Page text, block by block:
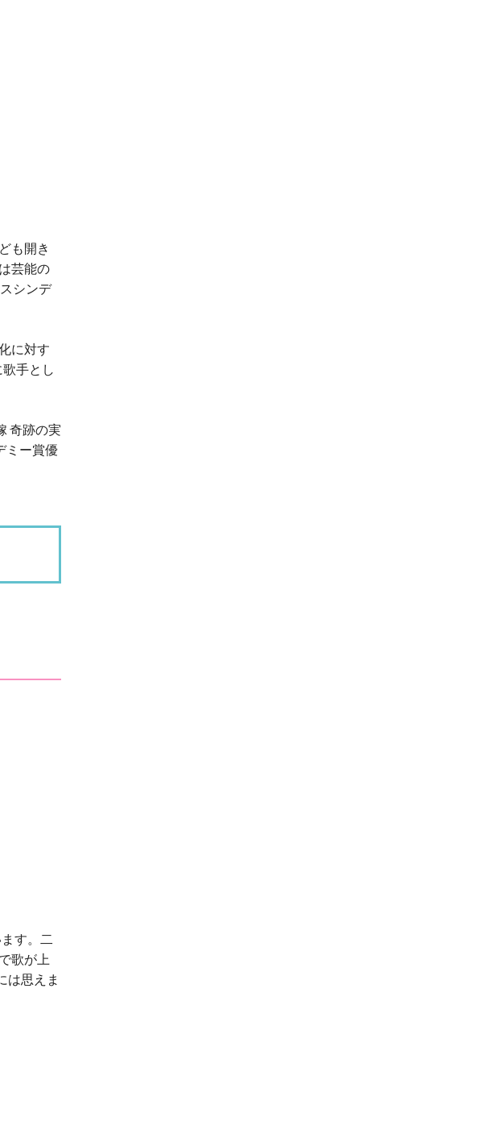
も開き
芸能の
シンデ
に対す
手とし
奇跡の実
ミー賞優
す。二
歌が上
は思えま